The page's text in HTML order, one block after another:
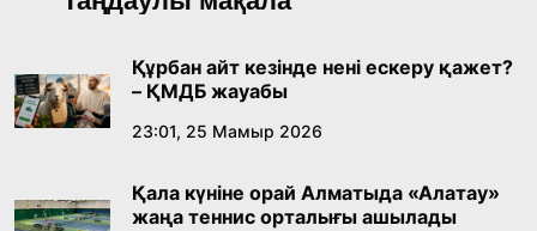
байқауының жеңімпазы Ақерке Амалятты
16:27, 23 Шілде 2026
Қазақ тіліндегі «құт» концептісінің
09:21, 21 Шілде 2026
Құрбан айт кезінде нені ескеру қажет?
– ҚМДБ жауабы
23:01, 25 Мамыр 2026
Қала күніне орай Алматыда «Алатау»
жаңа теннис орталығы ашылады